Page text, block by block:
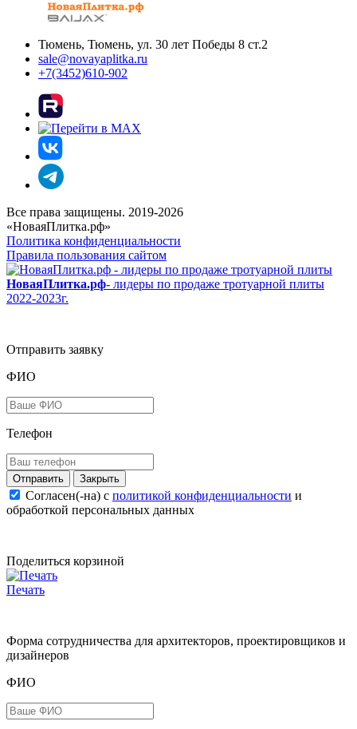
Тюмень, Тюмень, ул. 30 лет Победы 8 ст.2
sale@novayaplitka.ru
+7(3452)610-902
Все права защищены. 2019-2026
«НоваяПлитка.рф»
Политика конфиденциальности
Правила пользования сайтом
НоваяПлитка.рф- лидеры по продаже тротуарной плиты
2022-2023г.
Отправить заявку
ФИО
Телефон
Закрыть
Согласен(-на) c политикой конфиденциальности и
обработкой персональных данных
Поделиться корзиной
Печать
Форма сотрудничества для архитекторов, проектировщиков и
дизайнеров
ФИО